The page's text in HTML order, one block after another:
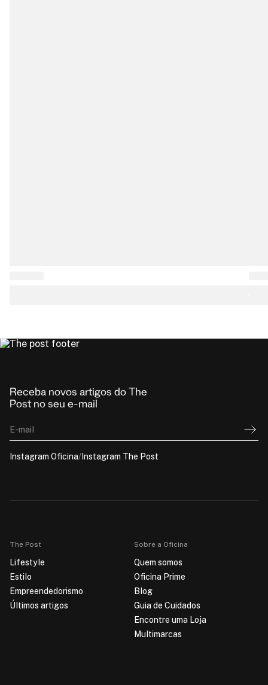
Receba novos artigos do The
Post no seu e-mail
E-mail
Instagram Oficina/ Instagram The Post
The Post
Lifestyle
Estilo
Empreendedorismo
Últimos artigos
Sobre a Oficina
Quem somos
Oficina Prime
Blog
Guia de Cuidados
Encontre uma Loja
Multimarcas